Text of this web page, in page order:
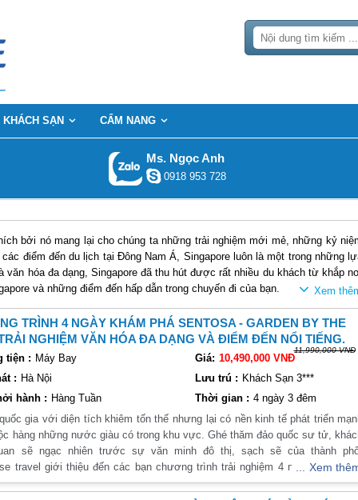
KHÁCH SẠN CẨM NANG
Ms. Ngọc Anh
0918 953 728
bởi nó mang lại cho chúng ta những trải nghiệm mới mẻ, những kỷ
điểm đến du lịch tại Đông Nam Á, Singapore luôn là một trong những
hóa đa dạng, Singapore đã thu hút được rất nhiều du khách từ khắp
và những điểm đến hấp dẫn trong chuyến đi của bạn.
Điểm Đến Hấp Dẫn
điểm đến thú vị và đa dạng. Từ những công trình kiến trúc hiện đại, những
sẽ có cơ hội khám phá nhiều mặt của Singapore trong chuyến đi của
khi du lịch Singapore. Với diện tích lớn và thiết kế hiện đại, công viên này
giữa lòng thành phố. Ngoài ra, công viên còn có nhiều hoạt động vui chơi
trẻ em.
Singapore. Với nhiều khu vui chơi giải trí như Universal Studios,
TRÌNH 4 NGÀY KHÁM PHÁ SENTOSA - GARDEN BY THE
NGHIỆM VĂN HÓA ĐA DẠNG VÀ ĐIỂM ĐẾN NỔI TIẾNG.
tiện : Máy Bay Giá:
11,990,000 VNĐ
10,490,000 VNĐ
: Hà Nội Lưu trú : Khách Sạn 3***
hành : Hàng Tuần Thời gian : 4 ngày 3 đêm
gia với diện tích khiêm tốn thế nhưng lại có nền kinh tế phát triển
hàng những nước giàu có trong khu vực. Ghé thăm đảo quốc sư tử,
sẽ ngạc nhiên trước sự văn minh đô thị, sạch sẽ của thành
travel giới thiệu đến các bạn chương trình trải nghiệm 4 ngày 3 đêm
khám phá những điểm đến nổi tiếng nhất và cam kết chất lượng dịch
Xem